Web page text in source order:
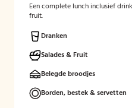
Een complete lunch inclusief
fruit.
Dranken
Salades & Fruit
Belegde broodjes
Borden, bestek & servetten